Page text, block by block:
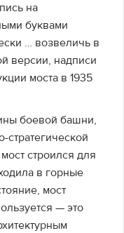
на
буквами
… возвеличь в
версии, надписи
моста в 1935
боевой башни,
стратегической
строился для
в горные
мост
— это